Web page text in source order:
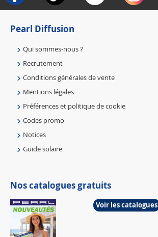
Pearl Diffusion
Qui sommes-nous ?
Recrutement
Conditions générales de vente
Mentions légales
Préférences et politique de cookie
Codes promo
Notices
Guide solaire
Nos catalogues gratuits
Voir les catalogues